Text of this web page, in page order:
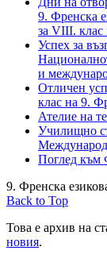
9. Френска
за VIII. клас
Успех за
и
Отличен
клас на 9.
Ателие на
Училищно
Поглед към
9. Френска
Back to Top
Това е архив на
новия.